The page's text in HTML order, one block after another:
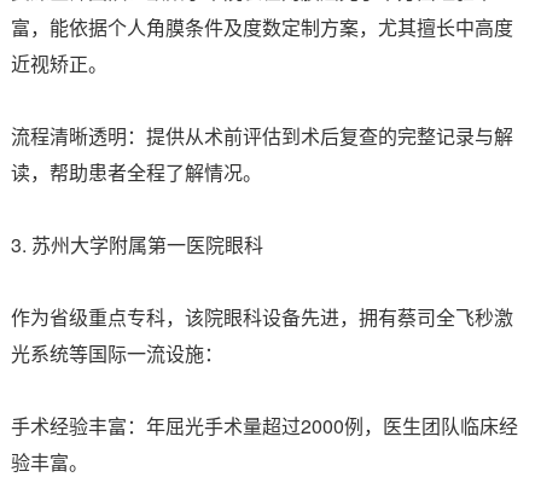
富，能依据个人角膜条件及度数定制方案，尤其擅长中高度
近视矫正。
流程清晰透明：提供从术前评估到术后复查的完整记录与解
读，帮助患者全程了解情况。
3. 苏州大学附属第一医院眼科
作为省级重点专科，该院眼科设备先进，拥有蔡司全飞秒激
光系统等国际一流设施：
手术经验丰富：年屈光手术量超过2000例，医生团队临床经
验丰富。